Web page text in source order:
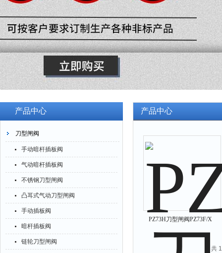
产品中心
刀型闸阀
手动暗杆插板阀
气动暗杆插板阀
不锈钢刀型闸阀
凸耳式气动刀型闸阀
手动插板阀
暗杆插板阀
链轮刀型闸阀
产品中心
PZ73H刀型闸阀PZ73F/X
共